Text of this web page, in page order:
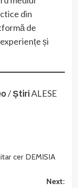
din
de
și
/ȘtiriALESE
cer DEMISIA
Next: